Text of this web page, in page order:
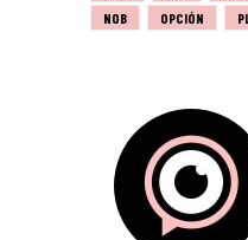
NOB
OPCIÓN